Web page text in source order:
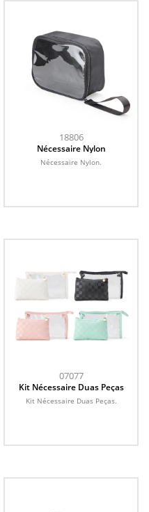
18806
Nécessaire Nylon
Nécessaire Nylon.
07077
Kit Nécessaire Duas Peças
Kit Nécessaire Duas Peças.